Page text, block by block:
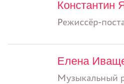
Константин
Режиссёр-
Елена
Музыкальный